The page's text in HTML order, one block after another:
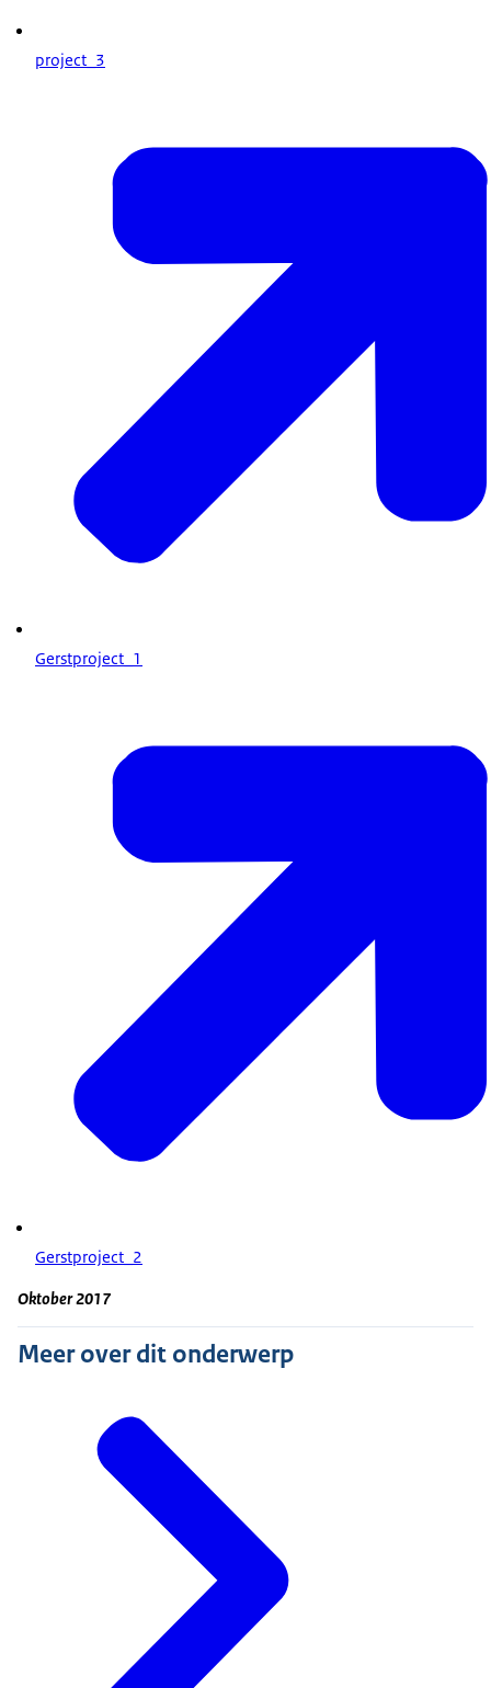
project_3
Gerstproject_1
Gerstproject_2
Oktober 2017
Meer over dit onderwerp